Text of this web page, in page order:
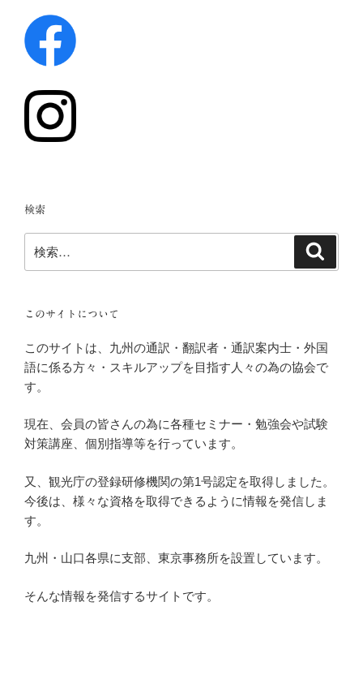
検索
索:
このサイトについて
このサイトは、九州の通訳・翻訳者・通訳案内士・外国
語に係る方々・スキルアップを目指す人々の為の協会で
す。
現在、会員の皆さんの為に各種セミナー・勉強会や試験
対策講座、個別指導等を行っています。
又、観光庁の登録研修機関の第1号認定を取得しました。
今後は、様々な資格を取得できるように情報を発信しま
す。
九州・山口各県に支部、東京事務所を設置しています。
そんな情報を発信するサイトです。